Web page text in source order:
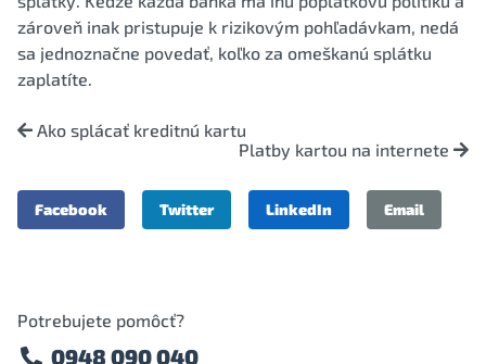
zároveň inak pristupuje k rizikovým pohľadávkam, nedá
sa jednoznačne povedať, koľko za omeškanú splátku
zaplatíte.
Ako splácať kreditnú kartu
Platby kartou na internete
Facebook Twitter LinkedIn Email
Potrebujete pomôcť?
0948 090 040